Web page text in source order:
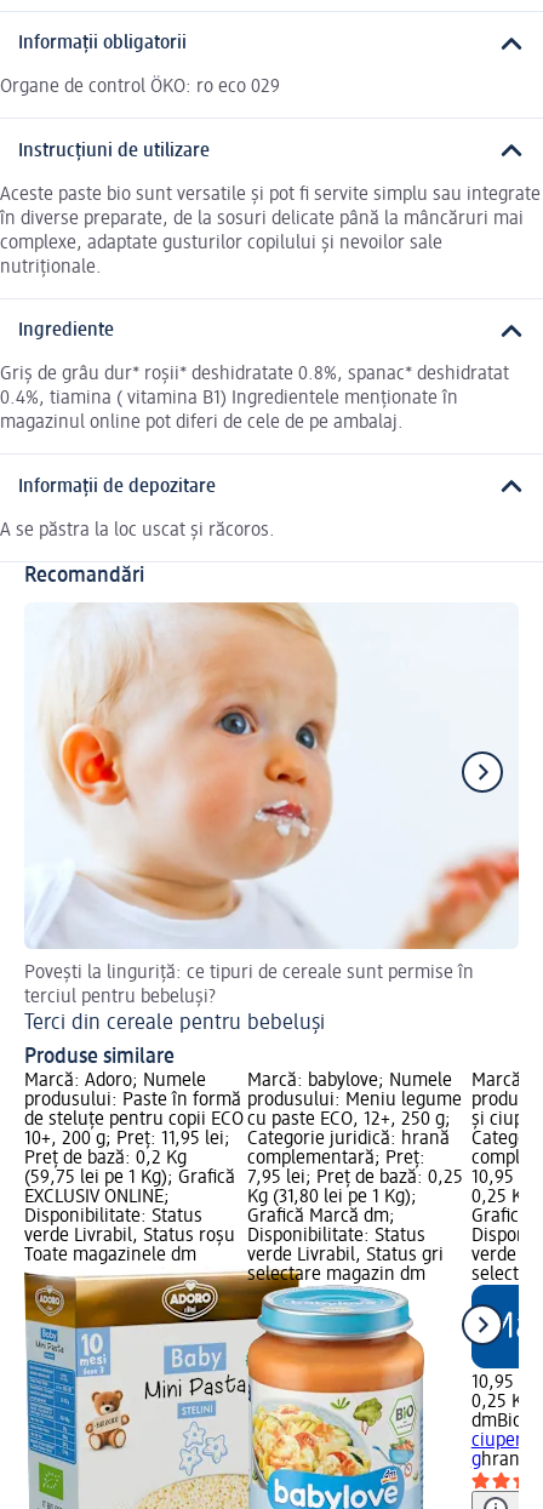
Informații obligatorii
Organe de control ÖKO: ro eco 029
Instrucțiuni de utilizare
Aceste paste bio sunt versatile și pot fi servite simplu sau integrate
în diverse preparate, de la sosuri delicate până la mâncăruri mai
complexe, adaptate gusturilor copilului și nevoilor sale
nutriționale.
Ingrediente
Griș de grâu dur* roșii* deshidratate 0.8%, spanac* deshidratat
0.4%, tiamina ( vitamina B1) Ingredientele menționate în
magazinul online pot diferi de cele de pe ambalaj.
Informații de depozitare
A se păstra la loc uscat și răcoros.
Recomandări
Povești la linguriță: ce tipuri de cereale sunt permise în
terciul pentru bebeluși?
Terci din cereale pentru bebeluși
Produse similare
Marcă: Adoro; Numele
produsului: Paste în formă
de steluțe pentru copii ECO
10+, 200 g; Preț: 11,95 lei;
Preț de bază: 0,2 Kg
(59,75 lei pe 1 Kg); Grafică
EXCLUSIV ONLINE;
Disponibilitate: Status
verde Livrabil, Status roșu
Toate magazinele dm
Marcă: babylove; Numele
produsului: Meniu legume
cu paste ECO, 12+, 250 g;
Categorie juridică: hrană
complementară; Preț:
7,95 lei; Preț de bază: 0,25
Kg (31,80 lei pe 1 Kg);
Grafică Marcă dm;
Disponibilitate: Status
verde Livrabil, Status gri
selectare magazin dm
Marcă:
și
10,95
0,25 Kg
Grafică
verde
10,95 lei
0,25 Kg
dmBio
ciuperci
ghrană